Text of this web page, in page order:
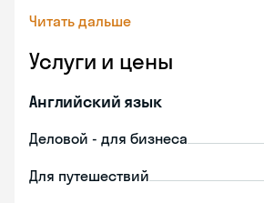
Читать дальше
Услуги и цены
Английский язык
Деловой - для бизнеса
Для путешествий